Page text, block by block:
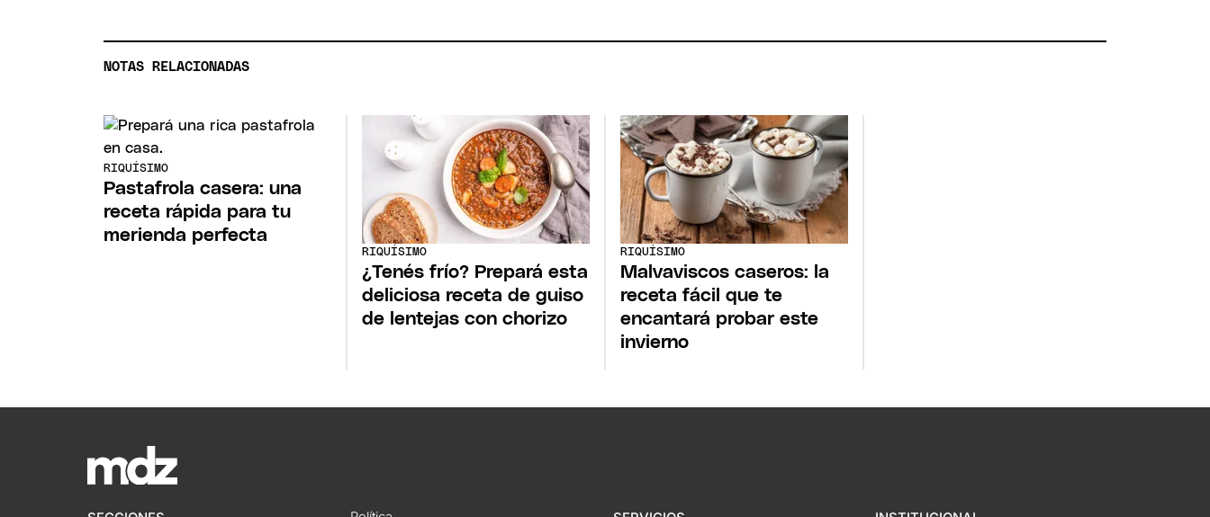
NOTAS RELACIONADAS
RIQUÍSIMO
Pastafrola casera: una
receta rápida para tu
merienda perfecta
RIQUÍSIMO
¿Tenés frío? Prepará esta
deliciosa receta de guiso
de lentejas con chorizo
RIQUÍSIMO
Malvaviscos caseros: la
receta fácil que te
encantará probar este
invierno